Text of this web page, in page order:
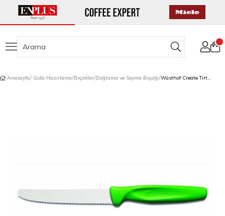
Anasayfa Gıda Hazırlama Bıçaklar Doğrama ve Soyma Bıçağı Wüsthof Create Tırtıklı Soyma Bıçağı 10 cm Yeşil